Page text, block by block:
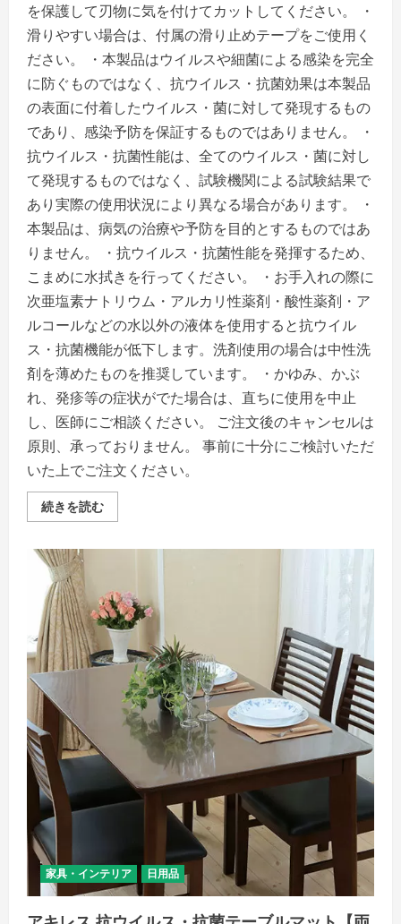
を保護して刃物に気を付けてカットしてください。 ・
滑りやすい場合は、付属の滑り止めテープをご使用く
ださい。 ・本製品はウイルスや細菌による感染を完全
に防ぐものではなく、抗ウイルス・抗菌効果は本製品
の表面に付着したウイルス・菌に対して発現するもの
であり、感染予防を保証するものではありません。 ・
抗ウイルス・抗菌性能は、全てのウイルス・菌に対し
て発現するものではなく、試験機関による試験結果で
あり実際の使用状況により異なる場合があります。 ・
本製品は、病気の治療や予防を目的とするものではあ
りません。 ・抗ウイルス・抗菌性能を発揮するため、
こまめに水拭きを行ってください。 ・お手入れの際に
次亜塩素ナトリウム・アルカリ性薬剤・酸性薬剤・ア
ルコールなどの水以外の液体を使用すると抗ウイル
ス・抗菌機能が低下します。洗剤使用の場合は中性洗
剤を薄めたものを推奨しています。 ・かゆみ、かぶ
れ、発疹等の症状がでた場合は、直ちに使用を中止
し、医師にご相談ください。 ご注文後のキャンセルは
原則、承っておりません。 事前に十分にご検討いただ
いた上でご注文ください。
続きを読むア
キ
ル
ス・
抗
菌
テ
ー
ブ
【両
コ
ー
ィ
ン
化
ビ
ニ
テ
家具・インテリア 日用品